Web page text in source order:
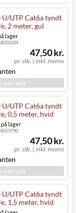
U/UTP Cat6a tyndt
2 meter, gul
lager
pr. stk. | inkl. moms
47,50 kr.
variant
U/UTP Cat6a tyndt
0,5 meter, hvid
på lager
pr. stk. | inkl. moms
47,50 kr.
variant
U/UTP Cat6a tyndt
1,5 meter, hvid